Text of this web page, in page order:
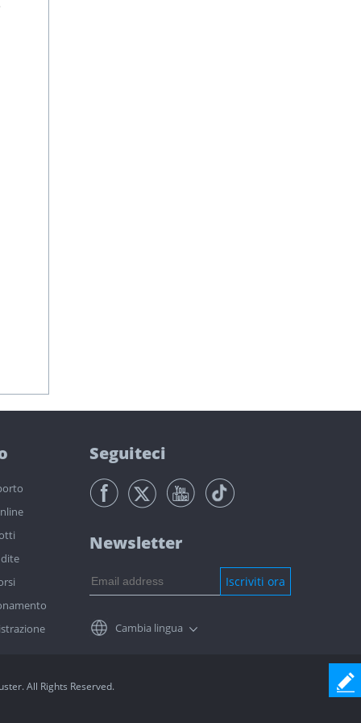
Seguiteci
Newsletter
Iscriviti ora
Cambia lingua
All Rights Reserved.